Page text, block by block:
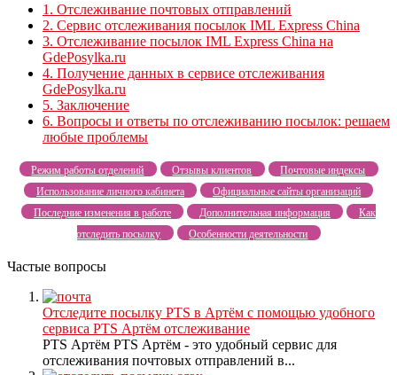
1. Отслеживание почтовых отправлений
2. Сервис отслеживания посылок IML Express China
3. Отслеживание посылок IML Express China на
GdePosylka.ru
4. Получение данных в сервисе отслеживания
GdePosylka.ru
5. Заключение
6. Вопросы и ответы по отслеживанию посылок: решаем
любые проблемы
Режим работы отделений Отзывы клиентов
Почтовые индексы
Использование личного кабинета
Официальные сайты организаций
Последние изменения в работе
Дополнительная информация
Как
отследить посылку
Особенности деятельности
Частые вопросы
Отследите посылку PTS в Артём с помощью удобного
сервиса PTS Артём отслеживание
PTS Артём PTS Артём - это удобный сервис для
отслеживания почтовых отправлений в...